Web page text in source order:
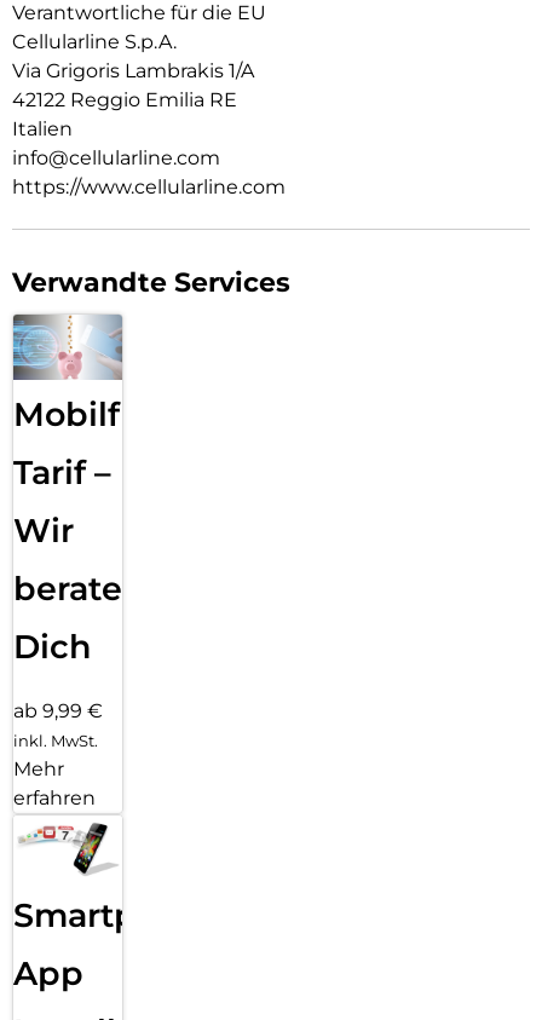
Verantwortliche für die EU
Cellularline S.p.A.
Via Grigoris Lambrakis 1/A
42122 Reggio Emilia RE
Italien
info@cellularline.com
https://www.cellularline.com
Verwandte Services
Mobilfunk
Tarif –
Wir
beraten
Dich
ab 9,99 €
inkl. MwSt.
Mehr
erfahren
Smartphone
App